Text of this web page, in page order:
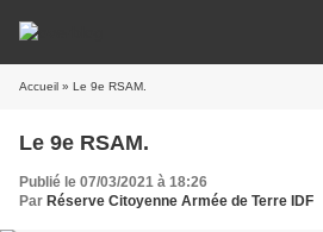
Accueil » Le 9e RSAM.
Le 9e RSAM.
Publié le 07/03/2021 à 18:26
Par Réserve Citoyenne Armée de Terre IDF